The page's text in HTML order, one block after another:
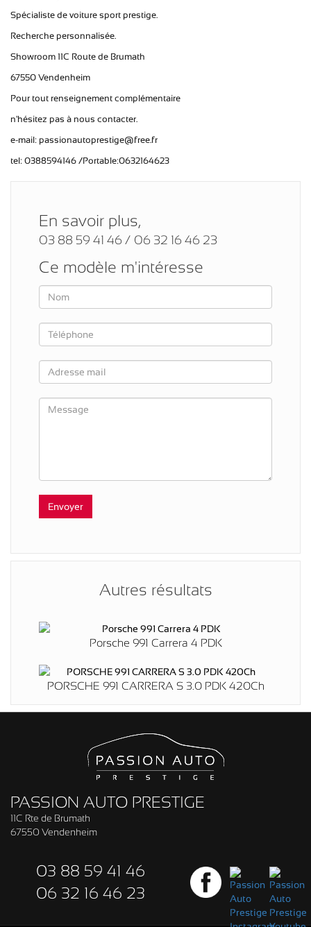
Spécialiste de voiture sport prestige.
Recherche personnalisée.
Showroom 11C Route de Brumath
67550 Vendenheim
Pour tout renseignement complémentaire
n'hésitez pas à nous contacter.
e-mail: passionautoprestige@free.fr
tel: 0388594146 /Portable:0632164623
En savoir plus,
03 88 59 41 46 / 06 32 16 46 23
Ce modèle m'intéresse
Autres résultats
Porsche 991 Carrera 4 PDK
PORSCHE 991 CARRERA S 3.0 PDK 420Ch
PASSION AUTO PRESTIGE
11C Rte de Brumath
67550 Vendenheim
03 88 59 41 46
06 32 16 46 23